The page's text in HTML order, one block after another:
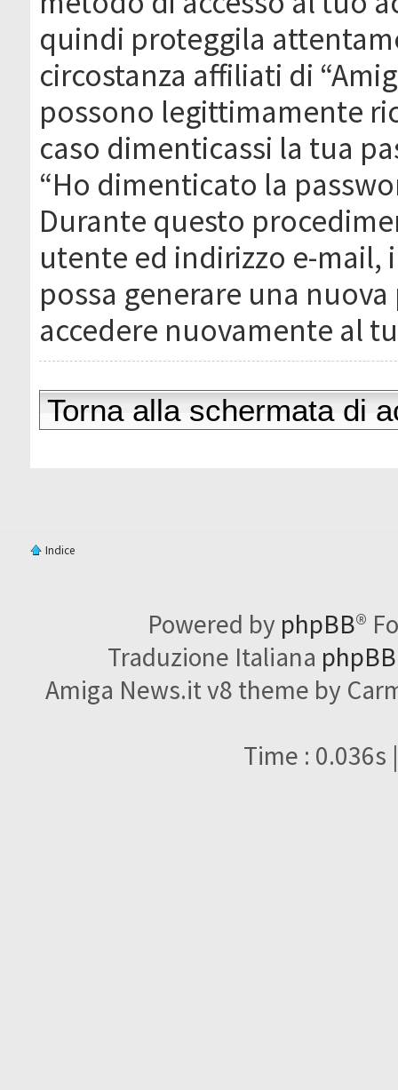
quindi proteggila
circostanza affiliati di
possono legittimamente
caso dimenticassi la tua
“Ho dimenticato la
Durante questo
utente ed indirizzo e-mail,
possa generare una
accedere nuovamente al
Torna alla schermata di
Indice
Powered by phpBB®
Traduzione Italiana
Amiga News.it v8 theme by
Time : 0.036s